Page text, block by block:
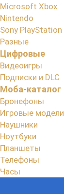
Microsoft Xbox
Nintendo
Sony PlayStation
Разные
Цифровые
Видеоигры
Подписки и DLC
Моба-каталог
Бронефоны
Игровые модели
Наушники
Ноутбуки
Планшеты
Телефоны
Часы